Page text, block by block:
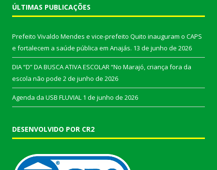
ÚLTIMAS PUBLICAÇÕES
Prefeito Vivaldo Mendes e vice-prefeito Quito inauguram o CAPS
e fortalecem a saúde pública em Anajás. 13 de junho de 2026
DIA “D” DA BUSCA ATIVA ESCOLAR “No Marajó, criança fora da
escola não pode 2 de junho de 2026
Agenda da USB FLUVIAL 1 de junho de 2026
DESENVOLVIDO POR CR2